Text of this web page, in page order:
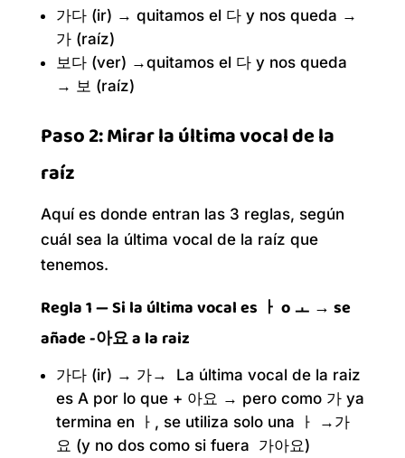
가다 (ir) → quitamos el 다 y nos queda →
가 (raíz)
보다 (ver) →quitamos el 다 y nos queda
→ 보 (raíz)
Paso 2: Mirar la última vocal de la
raíz
Aquí es donde entran las 3 reglas, según
cuál sea la última vocal de la raíz que
tenemos.
Regla 1 — Si la última vocal es ㅏ o ㅗ → se
añade -아요 a la raiz
가다 (ir) → 가→ La última vocal de la raiz
es A por lo que + 아요 → pero como 가 ya
termina en ㅏ, se utiliza solo una ㅏ →가
요 (y no dos como si fuera 가아요)